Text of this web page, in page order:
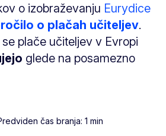
o izobraževanju Eurydice
o plačah učiteljev.
plače učiteljev v Evropi
glede na posamezno
čas branja: 1 min